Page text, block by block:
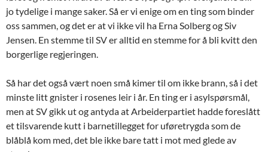
jo tydelige i mange saker. Så er vi enige om en ting som binder
oss sammen, og det er at vi ikke vil ha Erna Solberg og Siv
Jensen. En stemme til SV er alltid en stemme for å bli kvitt den
borgerlige regjeringen.
Så har det også vært noen små kimer til om ikke brann, så i det
minste litt gnister i rosenes leir i år. En ting er i asylspørsmål,
men at SV gikk ut og antyda at Arbeiderpartiet hadde foreslått
et tilsvarende kutt i barnetillegget for uføretrygda som de
blåblå kom med, det ble ikke bare tatt i mot med glede av